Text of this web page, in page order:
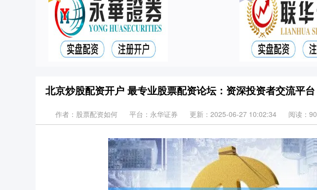
北京炒股配资开户 最专业股票配资论坛：资深投资者交流平台
作者：股票配资如何 平台：永华证券 更新：2025-06-27 10:02:34 阅读：90